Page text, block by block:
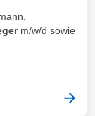
m/w/d sowie